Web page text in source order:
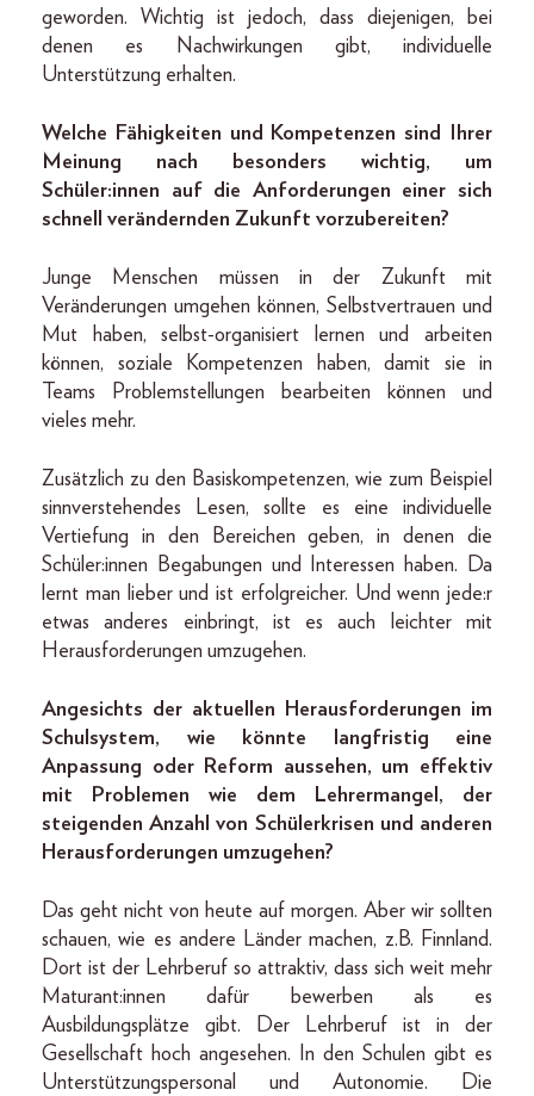
geworden. Wichtig ist jedoch, dass diejenigen, bei
denen es Nachwirkungen gibt, individuelle
Unterstützung erhalten.
Welche Fähigkeiten und Kompetenzen sind Ihrer
Meinung nach besonders wichtig, um
Schüler:innen auf die Anforderungen einer sich
schnell verändernden Zukunft vorzubereiten?
Junge Menschen müssen in der Zukunft mit
Veränderungen umgehen können, Selbstvertrauen und
Mut haben, selbst-organisiert lernen und arbeiten
können, soziale Kompetenzen haben, damit sie in
Teams Problemstellungen bearbeiten können und
vieles mehr.
Zusätzlich zu den Basiskompetenzen, wie zum Beispiel
sinnverstehendes Lesen, sollte es eine individuelle
Vertiefung in den Bereichen geben, in denen die
Schüler:innen Begabungen und Interessen haben. Da
lernt man lieber und ist erfolgreicher. Und wenn jede:r
etwas anderes einbringt, ist es auch leichter mit
Herausforderungen umzugehen.
Angesichts der aktuellen Herausforderungen im
Schulsystem, wie könnte langfristig eine
Anpassung oder Reform aussehen, um effektiv
mit Problemen wie dem Lehrermangel, der
steigenden Anzahl von Schülerkrisen und anderen
Herausforderungen umzugehen?
Das geht nicht von heute auf morgen. Aber wir sollten
schauen, wie es andere Länder machen, z.B. Finnland.
Dort ist der Lehrberuf so attraktiv, dass sich weit mehr
Maturant:innen dafür bewerben als es
Ausbildungsplätze gibt. Der Lehrberuf ist in der
Gesellschaft hoch angesehen. In den Schulen gibt es
Unterstützungspersonal und Autonomie. Die